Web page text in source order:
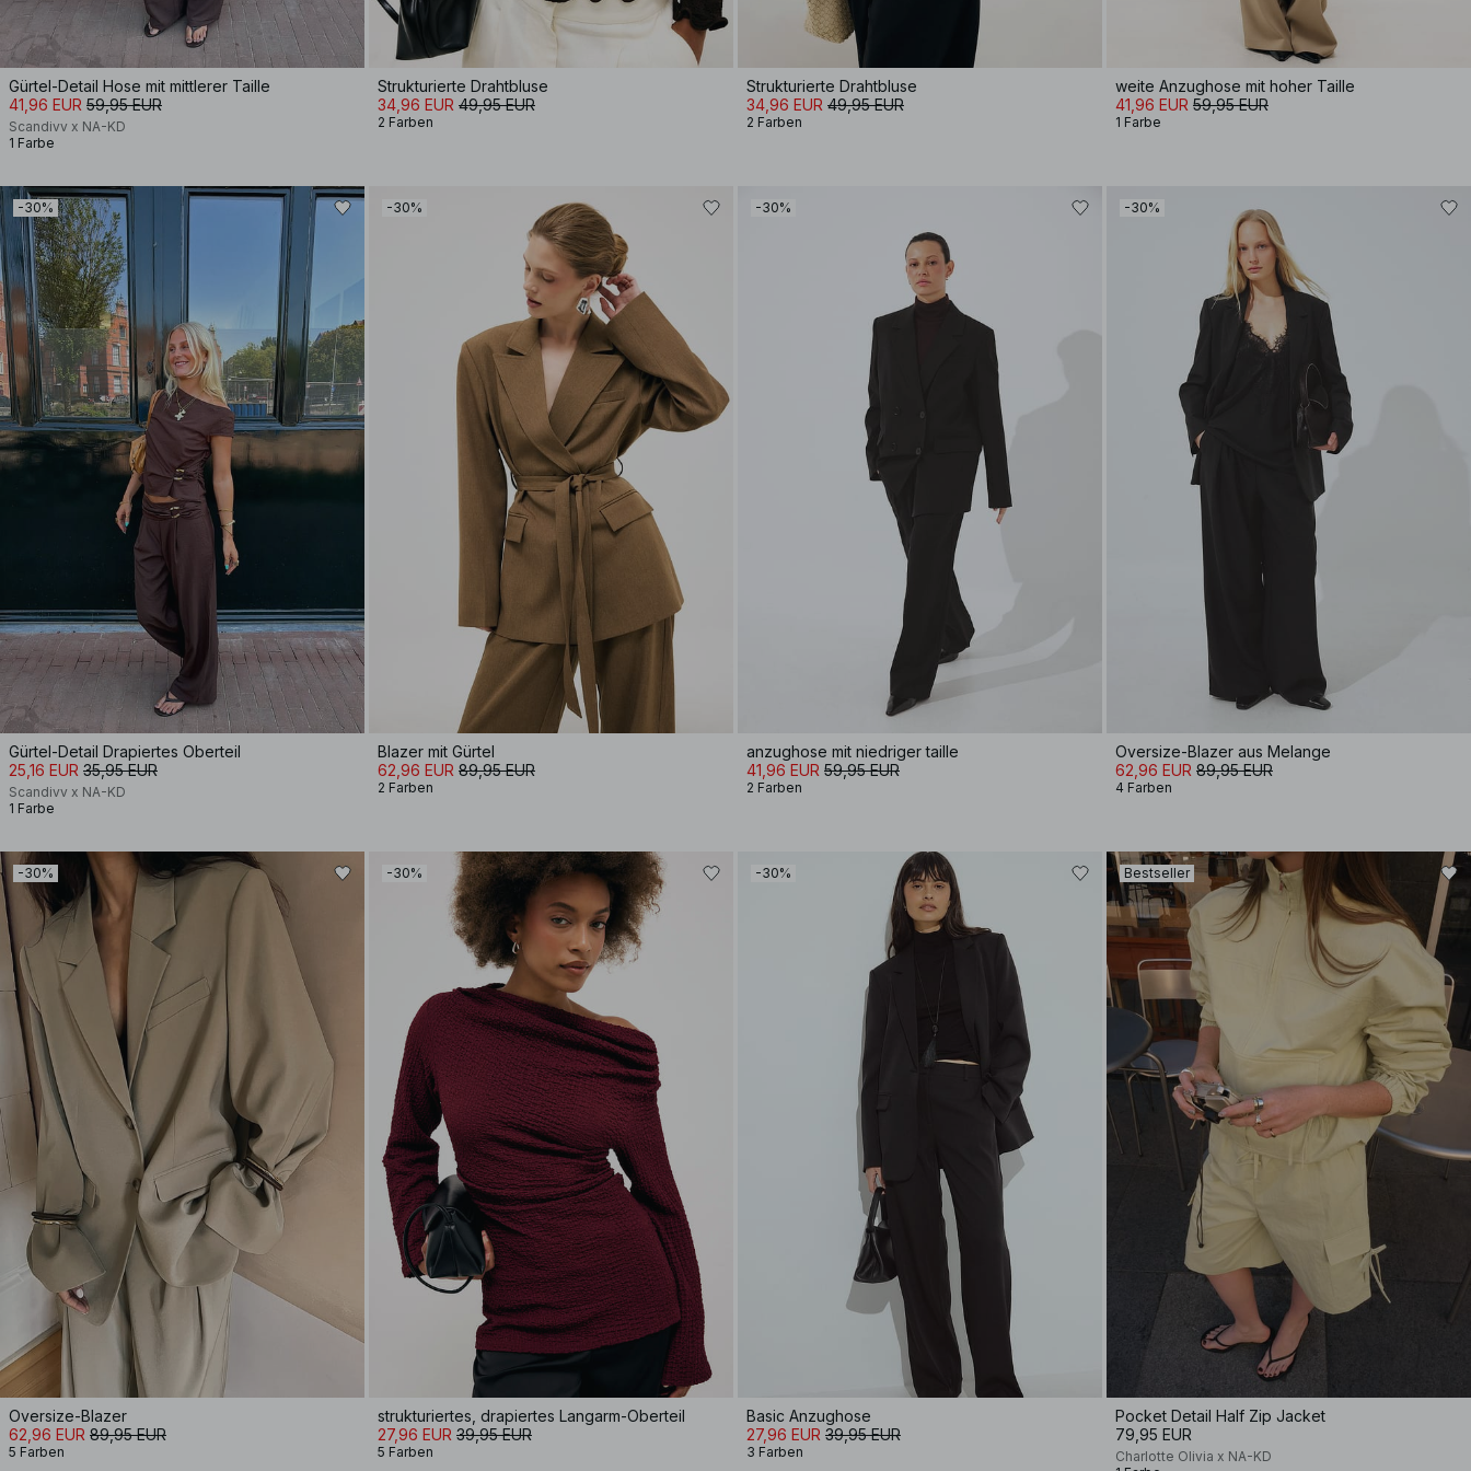
Gürtel-Detail Hose mit mittlerer Taille
41,96 EUR 59,95 EUR
Scandivv x NA-KD
1 Farbe
Strukturierte Drahtbluse
34,96 EUR 49,95 EUR
2 Farben
Strukturierte Drahtbluse
34,96 EUR 49,95 EUR
2 Farben
weite Anzughose mit hoher Taille
41,96 EUR 59,95 EUR
1 Farbe
-30%
Gürtel-Detail Drapiertes Oberteil
25,16 EUR 35,95 EUR
Scandivv x NA-KD
1 Farbe
-30%
Blazer mit Gürtel
62,96 EUR 89,95 EUR
2 Farben
-30%
anzughose mit niedriger taille
41,96 EUR 59,95 EUR
2 Farben
-30%
Oversize-Blazer aus Melange
62,96 EUR 89,95 EUR
4 Farben
-30%
Oversize-Blazer
62,96 EUR 89,95 EUR
5 Farben
-30%
strukturiertes, drapiertes Langarm-Oberteil
27,96 EUR 39,95 EUR
5 Farben
-30%
Basic Anzughose
27,96 EUR 39,95 EUR
3 Farben
Bestseller
Pocket Detail Half Zip Jacket
79,95 EUR
Charlotte Olivia x NA-KD